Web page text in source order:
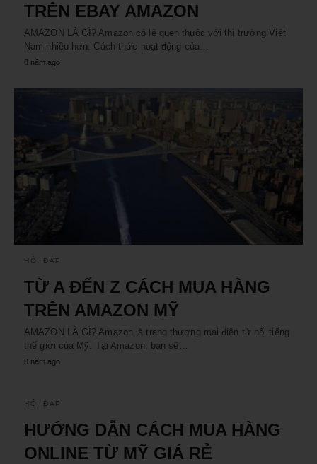
TRÊN EBAY AMAZON
AMAZON LÀ GÌ? Amazon có lẽ quen thuộc với thị trường Việt
Nam nhiều hơn. Cách thức hoạt động của…
8 năm ago
HỎI ĐÁP
TỪ A ĐẾN Z CÁCH MUA HÀNG
TRÊN AMAZON MỸ
AMAZON LÀ GÌ? Amazon là trang thương mại điện tử nổi tiếng
thế giới của Mỹ. Tại Amazon, bạn sẽ…
8 năm ago
HỎI ĐÁP
HƯỚNG DẪN CÁCH MUA HÀNG
ONLINE TỪ MỸ GIÁ RẺ